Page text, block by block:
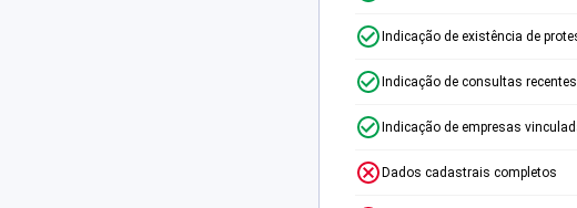
Indicação de existência de
Indicação de consultas recentes
Indicação de empresas
Dados cadastrais completos